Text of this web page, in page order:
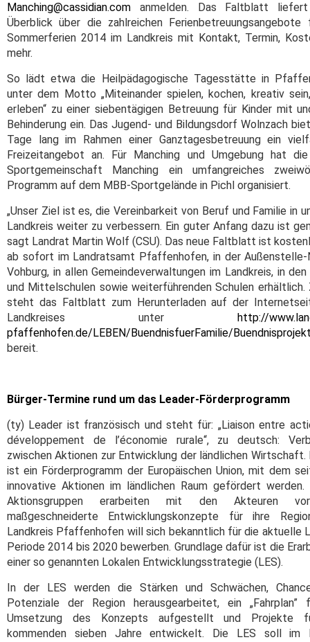
Manching@cassidian.com anmelden.
Das Faltblatt
Überblick über die zahlreichen Ferienbetreuungsangebote
Sommerferien 2014 im Landkreis mit Kontakt, Termin,
mehr.
So lädt etwa die Heilpädagogische Tagesstätte in
unter dem Motto „Miteinander spielen, kochen, kreativ
erleben“ zu einer siebentägigen Betreuung für Kinder mit
Behinderung ein. Das Jugend- und Bildungsdorf Wolnzach
Tage lang im Rahmen einer Ganztagesbetreuung ein
Freizeitangebot an. Für Manching und Umgebung hat
Sportgemeinschaft Manching ein umfangreiches
Programm auf dem MBB-Sportgelände in Pichl organisiert.
„Unser Ziel ist es, die Vereinbarkeit von Beruf und Familie in
Landkreis weiter zu verbessern. Ein guter Anfang dazu ist
sagt Landrat Martin Wolf (CSU). Das neue Faltblatt ist
ab sofort im Landratsamt Pfaffenhofen, in der Außenstelle-
Vohburg, in allen Gemeindeverwaltungen im Landkreis, in den
und Mittelschulen sowie weiterführenden Schulen erhältlich.
steht das Faltblatt zum Herunterladen auf der
Landkreises unter
http://
pfaffenhofen.de/LEBEN/BuendnisfuerFamilie/
bereit.
Bürger-Termine rund um das Leader-Förderprogramm
(ty) Leader ist französisch und steht für: „Liaison entre
développement de l’économie rurale“, zu deutsch:
zwischen Aktionen zur Entwicklung der ländlichen Wirtschaft.
ist ein Förderprogramm der Europäischen Union, mit dem
innovative Aktionen im ländlichen Raum gefördert werden.
Aktionsgruppen erarbeiten mit den Akteuren
maßgeschneiderte Entwicklungskonzepte für ihre
Landkreis Pfaffenhofen will sich bekanntlich für die aktuelle
Periode 2014 bis 2020 bewerben. Grundlage dafür ist die
einer so genannten Lokalen Entwicklungsstrategie (LES).
In der LES werden die Stärken und Schwächen,
Potenziale der Region herausgearbeitet, ein „Fahrplan”
Umsetzung des Konzepts aufgestellt und Projekte
kommenden sieben Jahre entwickelt. Die LES soll im